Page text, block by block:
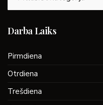
Darba Laiks
Pirmdiena
Otrdiena
Trešdiena